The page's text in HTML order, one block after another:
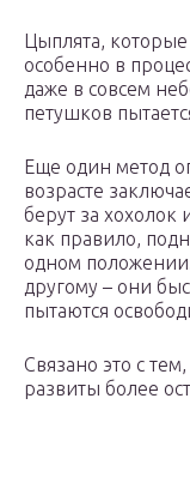
Цыплята, которые
особенно в
даже в совсем
петушков
Еще один метод
возрасте
берут за
как правило,
одном
другому – они
пытаются
Связано это с
развиты более